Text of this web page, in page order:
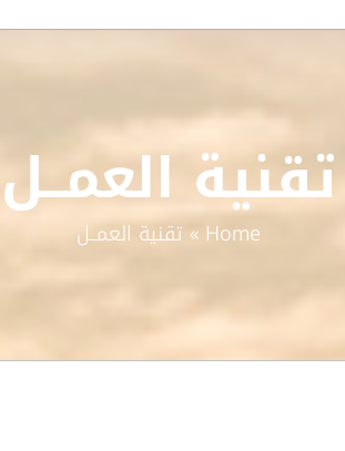
تقنية العمــل
Home
» تقنية العمــل